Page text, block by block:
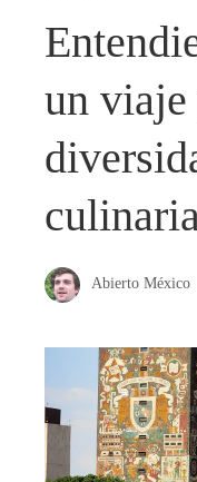
un viaje
Abierto México